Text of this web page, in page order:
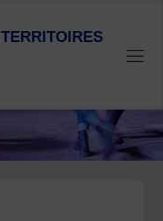
TERRITOIRES